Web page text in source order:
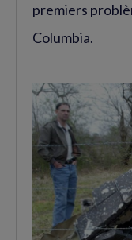
premiers
Columbia.